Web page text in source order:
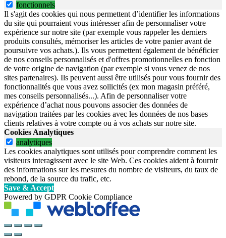
fonctionnels
Il s'agit des cookies qui nous permettent d’identifier les informations
du site qui pourraient vous intéresser afin de personnaliser votre
expérience sur notre site (par exemple vous rappeler les derniers
produits consultés, mémoriser les articles de votre panier avant de
poursuivre vos achats.). Ils vous permettent également de bénéficier
de nos conseils personnalisés et d'offres promotionnelles en fonction
de votre origine de navigation (par exemple si vous venez de nos
sites partenaires). Ils peuvent aussi être utilisés pour vous fournir des
fonctionnalités que vous avez sollicités (ex mon magasin préféré,
mes conseils personnalisés...). Afin de personnaliser votre
expérience d’achat nous pouvons associer des données de
navigation traitées par les cookies avec les données de nos bases
clients relatives à votre compte ou à vos achats sur notre site.
Cookies Analytiques
analytiques
Les cookies analytiques sont utilisés pour comprendre comment les
visiteurs interagissent avec le site Web. Ces cookies aident à fournir
des informations sur les mesures du nombre de visiteurs, du taux de
rebond, de la source du trafic, etc.
Save & Accept
Powered by GDPR Cookie Compliance